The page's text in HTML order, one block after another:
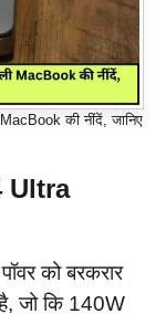
की नींदें, जानिए
Ultra
को बरकरार
जो कि 140W